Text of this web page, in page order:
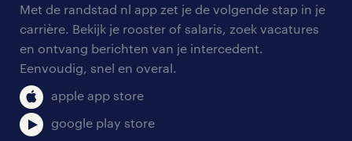
personeel gezocht
aanmelden nieuwsbrief
blogs en artikelen
salarischecker
bruto-netto calculator
onze vestigingen
pers
klachten en misstanden
Met de randstad nl app zet je de volgende stap in je
carrière. Bekijk je rooster of salaris, zoek vacatures
en ontvang berichten van je intercedent.
Eenvoudig, snel en overal.
apple app store
google play store